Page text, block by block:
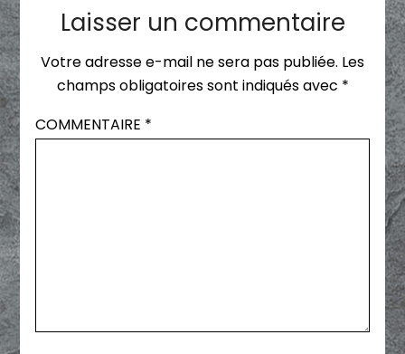
Laisser un commentaire
Votre adresse e-mail ne sera pas publiée. Les
champs obligatoires sont indiqués avec *
COMMENTAIRE *